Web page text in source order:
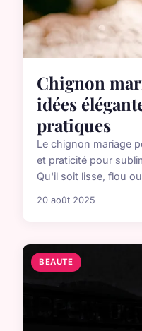
Chignon
idées
pratiques
Le chignon mariage
et praticité pour
Qu'il soit lisse, flou
20 août 2025
BEAUTE